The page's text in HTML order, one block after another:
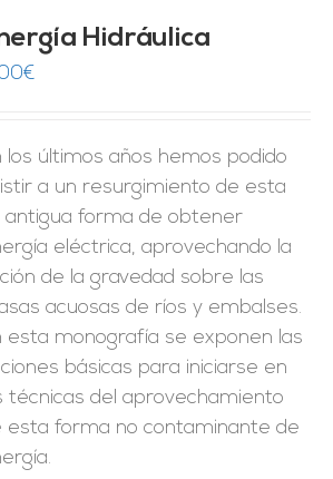
Hidráulica
€
los últimos años hemos podido
a un resurgimiento de esta
antigua forma de obtener
eléctrica, aprovechando la
de la gravedad sobre las
acuosas de ríos y embalses.
esta monografía se exponen las
básicas para iniciarse en
técnicas del aprovechamiento
esta forma no contaminante de